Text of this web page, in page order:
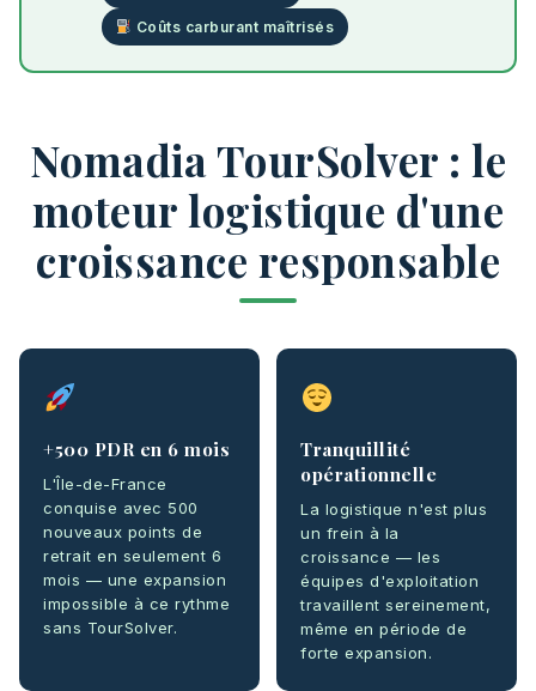
Coûts carburant maîtrisés
Nomadia TourSolver : le
moteur logistique d'une
croissance responsable
+500 PDR en 6 mois
L'Île-de-France
conquise avec 500
nouveaux points de
retrait en seulement 6
mois — une expansion
impossible à ce rythme
sans TourSolver.
Tranquillité
opérationnelle
La logistique n'est plus
un frein à la
croissance — les
équipes d'exploitation
travaillent sereinement,
même en période de
forte expansion.